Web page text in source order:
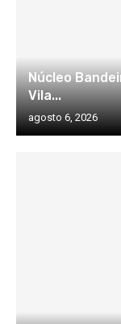
Núcleo
Vila...
agosto 6, 2026